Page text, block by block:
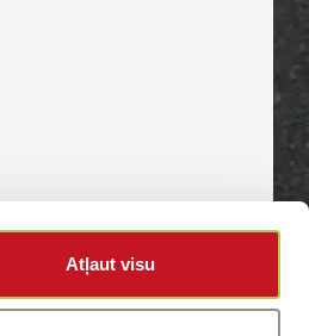
Atļaut visu